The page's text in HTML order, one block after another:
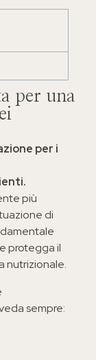
per una
per i
più
di
protegga il
nutrizionale.
sempre: